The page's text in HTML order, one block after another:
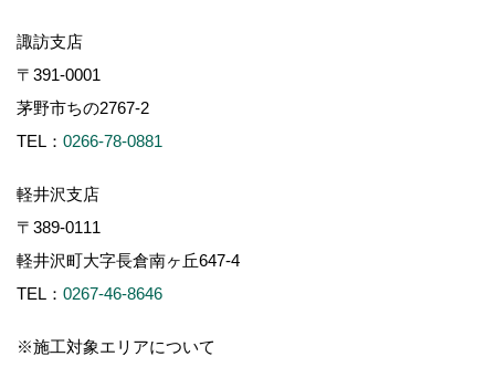
諏訪支店
〒391-0001
茅野市ちの2767-2
TEL： 0266-78-0881
軽井沢支店
〒389-0111
軽井沢町大字長倉南ヶ丘647-4
TEL： 0267-46-8646
※施工対象エリアについて